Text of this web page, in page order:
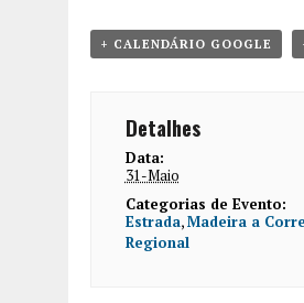
+ CALENDÁRIO GOOGLE
Detalhes
Data:
31-Maio
Categorias de Evento:
Estrada,Madeira a
Regional